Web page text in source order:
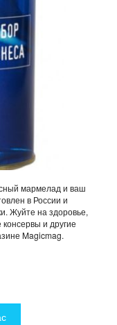
мармелад и ваш
в России и
Жуйте на здоровье,
и другие
Magicmag.